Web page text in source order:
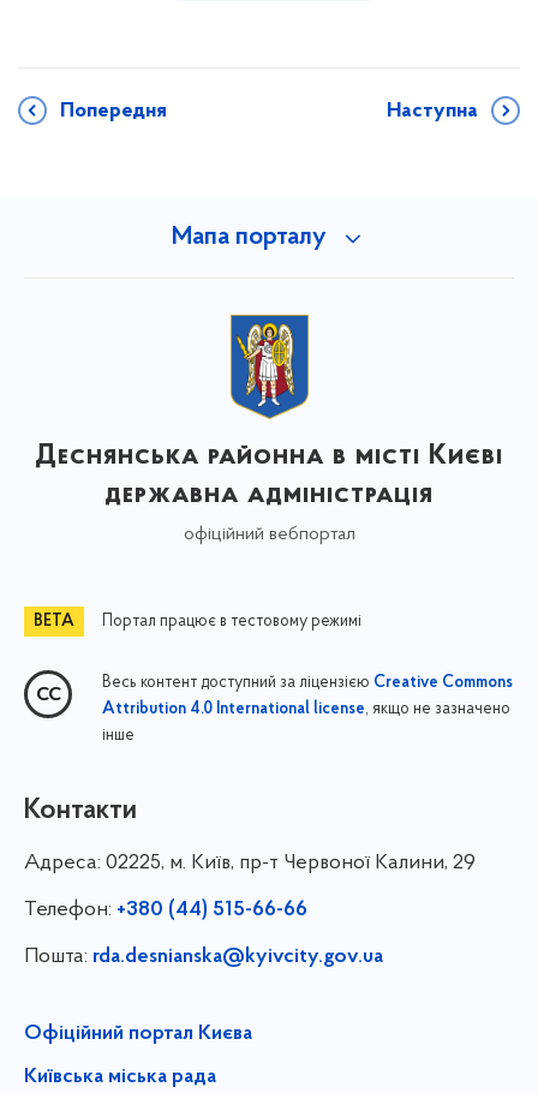
Попередня Наступна
Мапа порталу
Деснянська районна в місті Києві
державна адміністрація
офіційний вебпортал
Портал працює в тестовому режимі
Весь контент доступний за ліцензією Creative Commons
Attribution 4.0 International license, якщо не зазначено
інше
Контакти
Адреса: 02225, м. Київ, пр-т Червоної Калини, 29
Телефон: +380 (44) 515-66-66
Пошта: rda.desnianska@kyivcity.gov.ua
Офіційний портал Києва
Київська міська рада